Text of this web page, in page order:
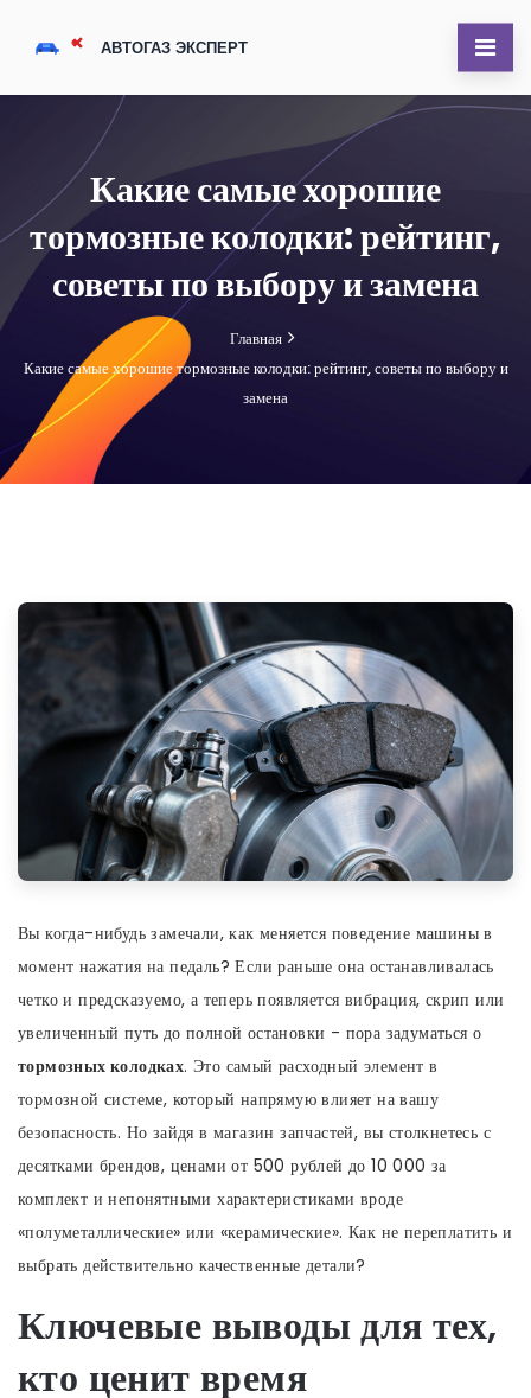
Какие самые хорошие
тормозные колодки: рейтинг,
советы по выбору и замена
Главная
Какие самые хорошие тормозные колодки: рейтинг, советы по выбору и
замена
Вы когда-нибудь замечали, как меняется поведение машины в
момент нажатия на педаль? Если раньше она останавливалась
четко и предсказуемо, а теперь появляется вибрация, скрип или
увеличенный путь до полной остановки - пора задуматься о
тормозных колодках. Это самый расходный элемент в
тормозной системе, который напрямую влияет на вашу
безопасность. Но зайдя в магазин запчастей, вы столкнетесь с
десятками брендов, ценами от 500 рублей до 10 000 за
комплект и непонятными характеристиками вроде
«полуметаллические» или «керамические». Как не переплатить и
выбрать действительно качественные детали?
Ключевые выводы для тех,
кто ценит время